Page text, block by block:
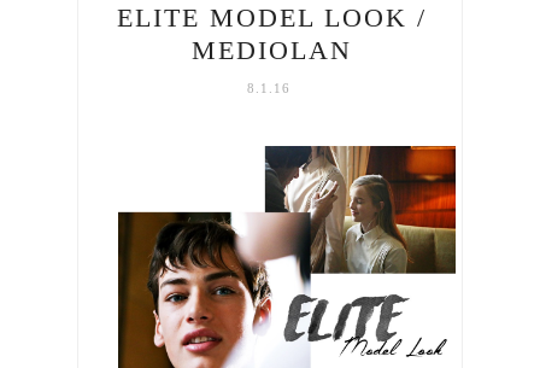
ELITE MODEL LOOK /
MEDIOLAN
8.1.16